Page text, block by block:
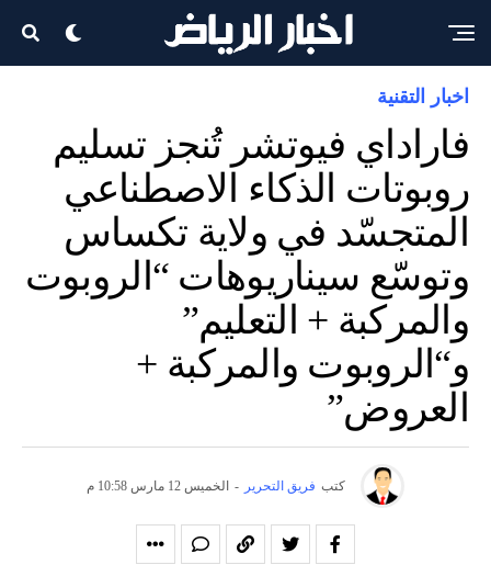
اخبار التقنية
فاراداي فيوتشر تُنجز تسليم
روبوتات الذكاء الاصطناعي
المتجسّد في ولاية تكساس
وتوسّع سيناريوهات “الروبوت
والمركبة + التعليم”
و“الروبوت والمركبة +
العروض”
كتب فريق التحرير - الخميس 12 مارس 10:58 م